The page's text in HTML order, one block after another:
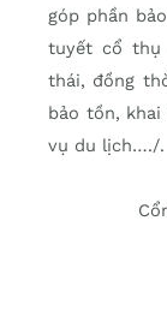
góp phần
tuyết cổ thụ
thái, đồng
bảo tồn,
vụ du lịch…./.